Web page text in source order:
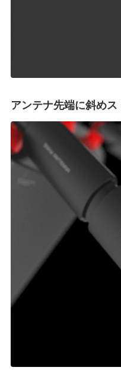
アンテナ先端に斜め